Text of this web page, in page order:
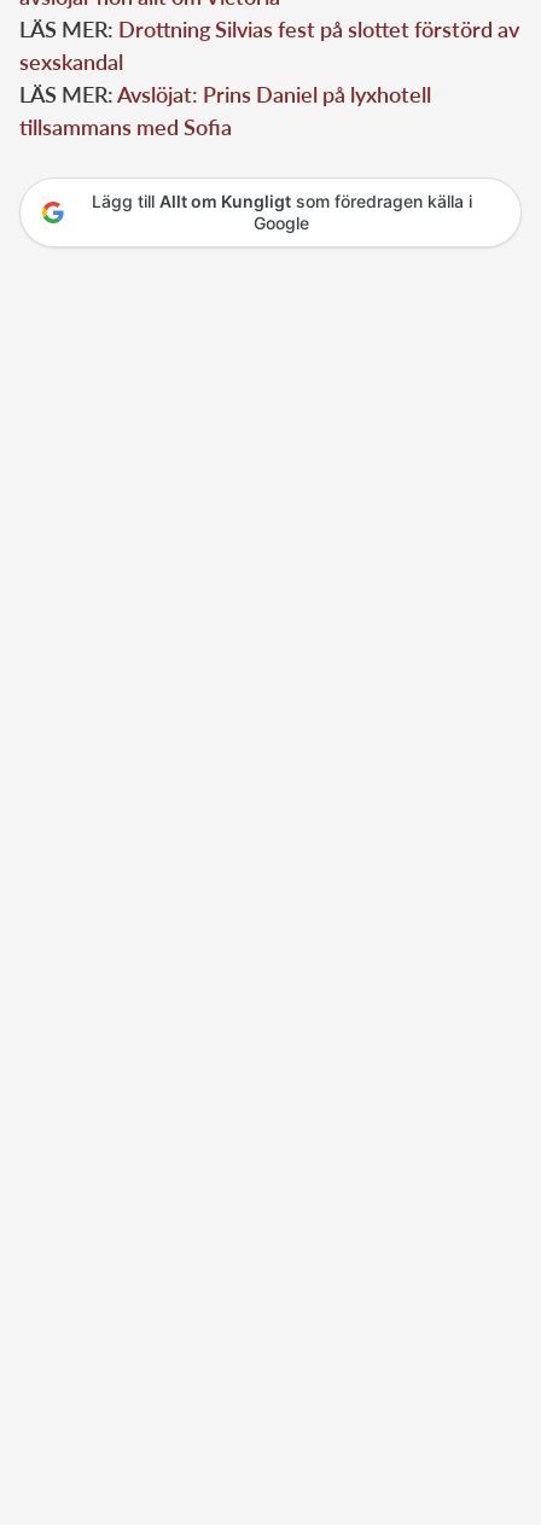
LÄS MER: Drottning Silvias fest på slottet förstörd av
sexskandal
LÄS MER:Avslöjat: Prins Daniel på lyxhotell
tillsammans med Sofia
Lägg till Allt om Kungligtsom föredragen källa i
Google